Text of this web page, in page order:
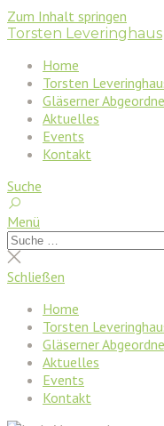
Zum Inhalt springen
Torsten Leveringhaus
Home
Torsten
Gläserner
Aktuelles
Events
Kontakt
Suche
Menü
Suchen
nach:
Suche
schließen
Schließen
Home
Torsten
Gläserner
Aktuelles
Events
Kontakt